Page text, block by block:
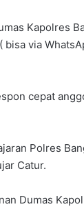
Kapolres
via
cepat
Polres
Catur.
Dumas